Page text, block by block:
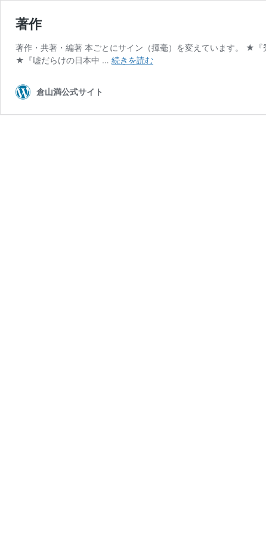
著作
著作・共著・編著 本ごとにサイン（揮毫）を変えています。 ★
★『嘘だらけの日本中 … 続きを読む著
倉山満公式サイト